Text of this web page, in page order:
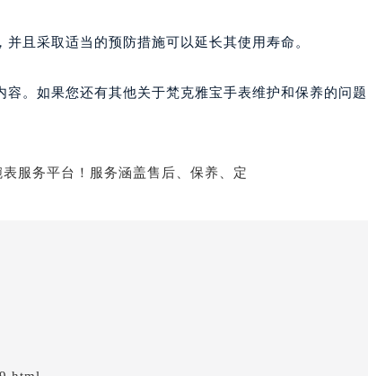
且采取适当的预防措施可以延长其使用寿命。
容。如果您还有其他关于梵克雅宝手表维护和保养的问